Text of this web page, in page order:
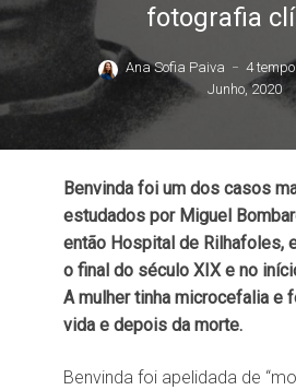
fotografia
Ana Sofia Paiva 4
Junho, 2020
Benvinda foi um dos casos
estudados por Miguel
então Hospital de Rilhafoles,
o final do século XIX e no
A mulher tinha microcefalia e
vida e depois da morte.
Benvinda foi apelidada de